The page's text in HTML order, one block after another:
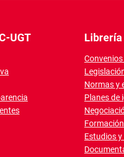
UGT Librería
Normas y
Planes de
Formación
Estudios